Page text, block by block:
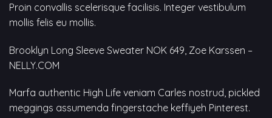
Proin convallis scelerisque facilisis. Integer vestibulum
mollis felis eu mollis.
Brooklyn Long Sleeve Sweater NOK 649, Zoe Karssen –
NELLY.COM
Marfa authentic High Life veniam Carles nostrud, pickled
meggings assumenda fingerstache keffiyeh Pinterest.